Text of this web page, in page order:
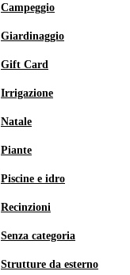
Campeggio
Giardinaggio
Gift Card
Irrigazione
Natale
Piante
Piscine e idro
Recinzioni
Senza categoria
Strutture da esterno